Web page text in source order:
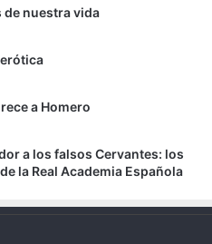
de nuestra vida
a Homero
a los falsos Cervantes: los
la Real Academia Española